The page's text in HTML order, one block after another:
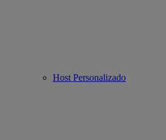
Host Personalizado